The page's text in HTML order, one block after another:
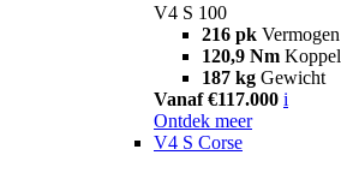
V4 S 100
216 pk Vermogen
120,9 Nm Koppel
187 kg Gewicht
Vanaf €117.000 i
Ontdek meer
V4 S Corse